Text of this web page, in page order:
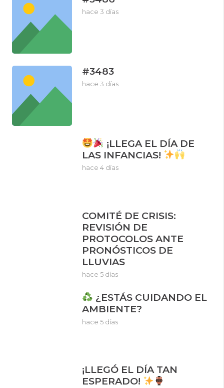
hace 3 días
#3483
hace 3 días
¡LLEGA EL DÍA DE
LAS INFANCIAS!
hace 4 días
COMITÉ DE CRISIS:
REVISIÓN DE
PROTOCOLOS ANTE
PRONÓSTICOS DE
LLUVIAS
hace 5 días
¿ESTÁS CUIDANDO EL
AMBIENTE?
hace 5 días
¡LLEGÓ EL DÍA TAN
ESPERADO!